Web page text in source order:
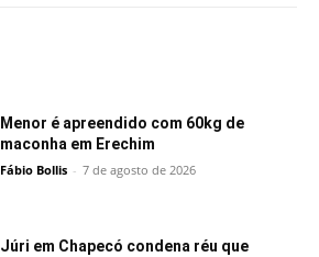
Menor é apreendido com 60kg de
maconha em Erechim
Fábio Bollis - 7 de agosto de 2026
Júri em Chapecó condena réu que